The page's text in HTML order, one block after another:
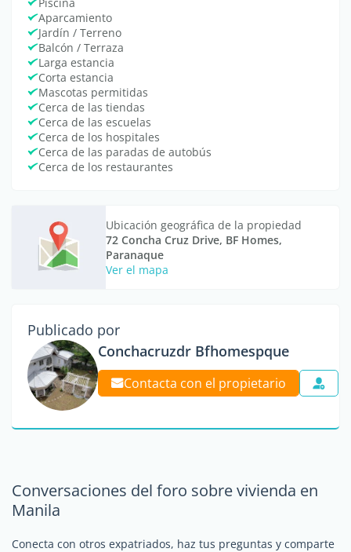
Aparcamiento
Jardín / Terreno
Balcón / Terraza
Larga estancia
Corta estancia
Mascotas permitidas
Cerca de las tiendas
Cerca de las escuelas
Cerca de los hospitales
Cerca de las paradas de autobús
Cerca de los restaurantes
Ubicación geográfica de la propiedad
72 Concha Cruz Drive, BF Homes,
Paranaque
Ver el mapa
Publicado por
Conchacruzdr Bfhomespque
Contacta con el propietario
Conversaciones del foro sobre vivienda en
Manila
Conecta con otros expatriados, haz tus preguntas y comparte